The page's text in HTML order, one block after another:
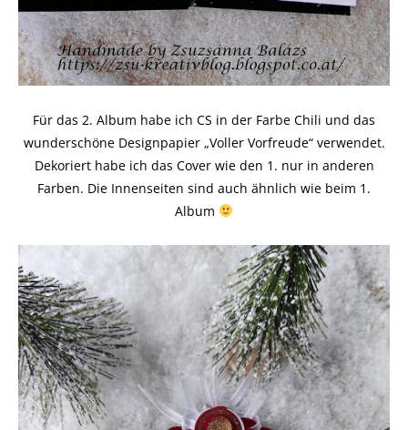
Für das 2. Album habe ich CS in der Farbe Chili und das
wunderschöne Designpapier „Voller Vorfreude“ verwendet.
Dekoriert habe ich das Cover wie den 1. nur in anderen
Farben. Die Innenseiten sind auch ähnlich wie beim 1.
Album